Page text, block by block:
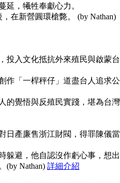
延，犧牲奉獻心力。
在新營圓環槍斃。 (by Nathan)
投入文化抵抗外來殖民與啟蒙台
作「一桿秤仔」道盡台人追求公
的覺悟與反殖民實踐，堪為台灣
日產廉售浙江財閥，得罪陳儀當
躲避，他自認沒作虧心事，想出
(by Nathan) 詳細介紹